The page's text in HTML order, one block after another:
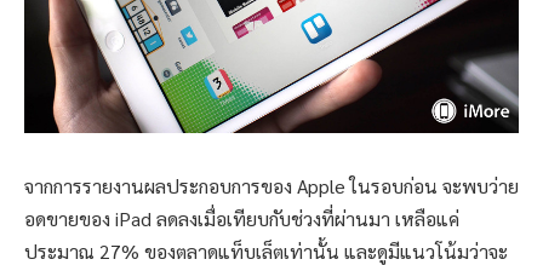
จากการรายงานผลประกอบการของ Apple ในรอบก่อน จะพบว่าย
อดขายของ iPad ลดลงเมื่อเทียบกับช่วงที่ผ่านมา เหลือแค่
ประมาณ 27% ของตลาดแท็บเล็ตเท่านั้น และดูมีแนวโน้มว่าจะ